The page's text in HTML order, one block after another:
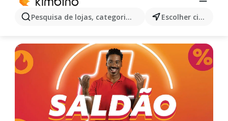
Pesquisa de lojas, categorias,produtos... Escolher cidade